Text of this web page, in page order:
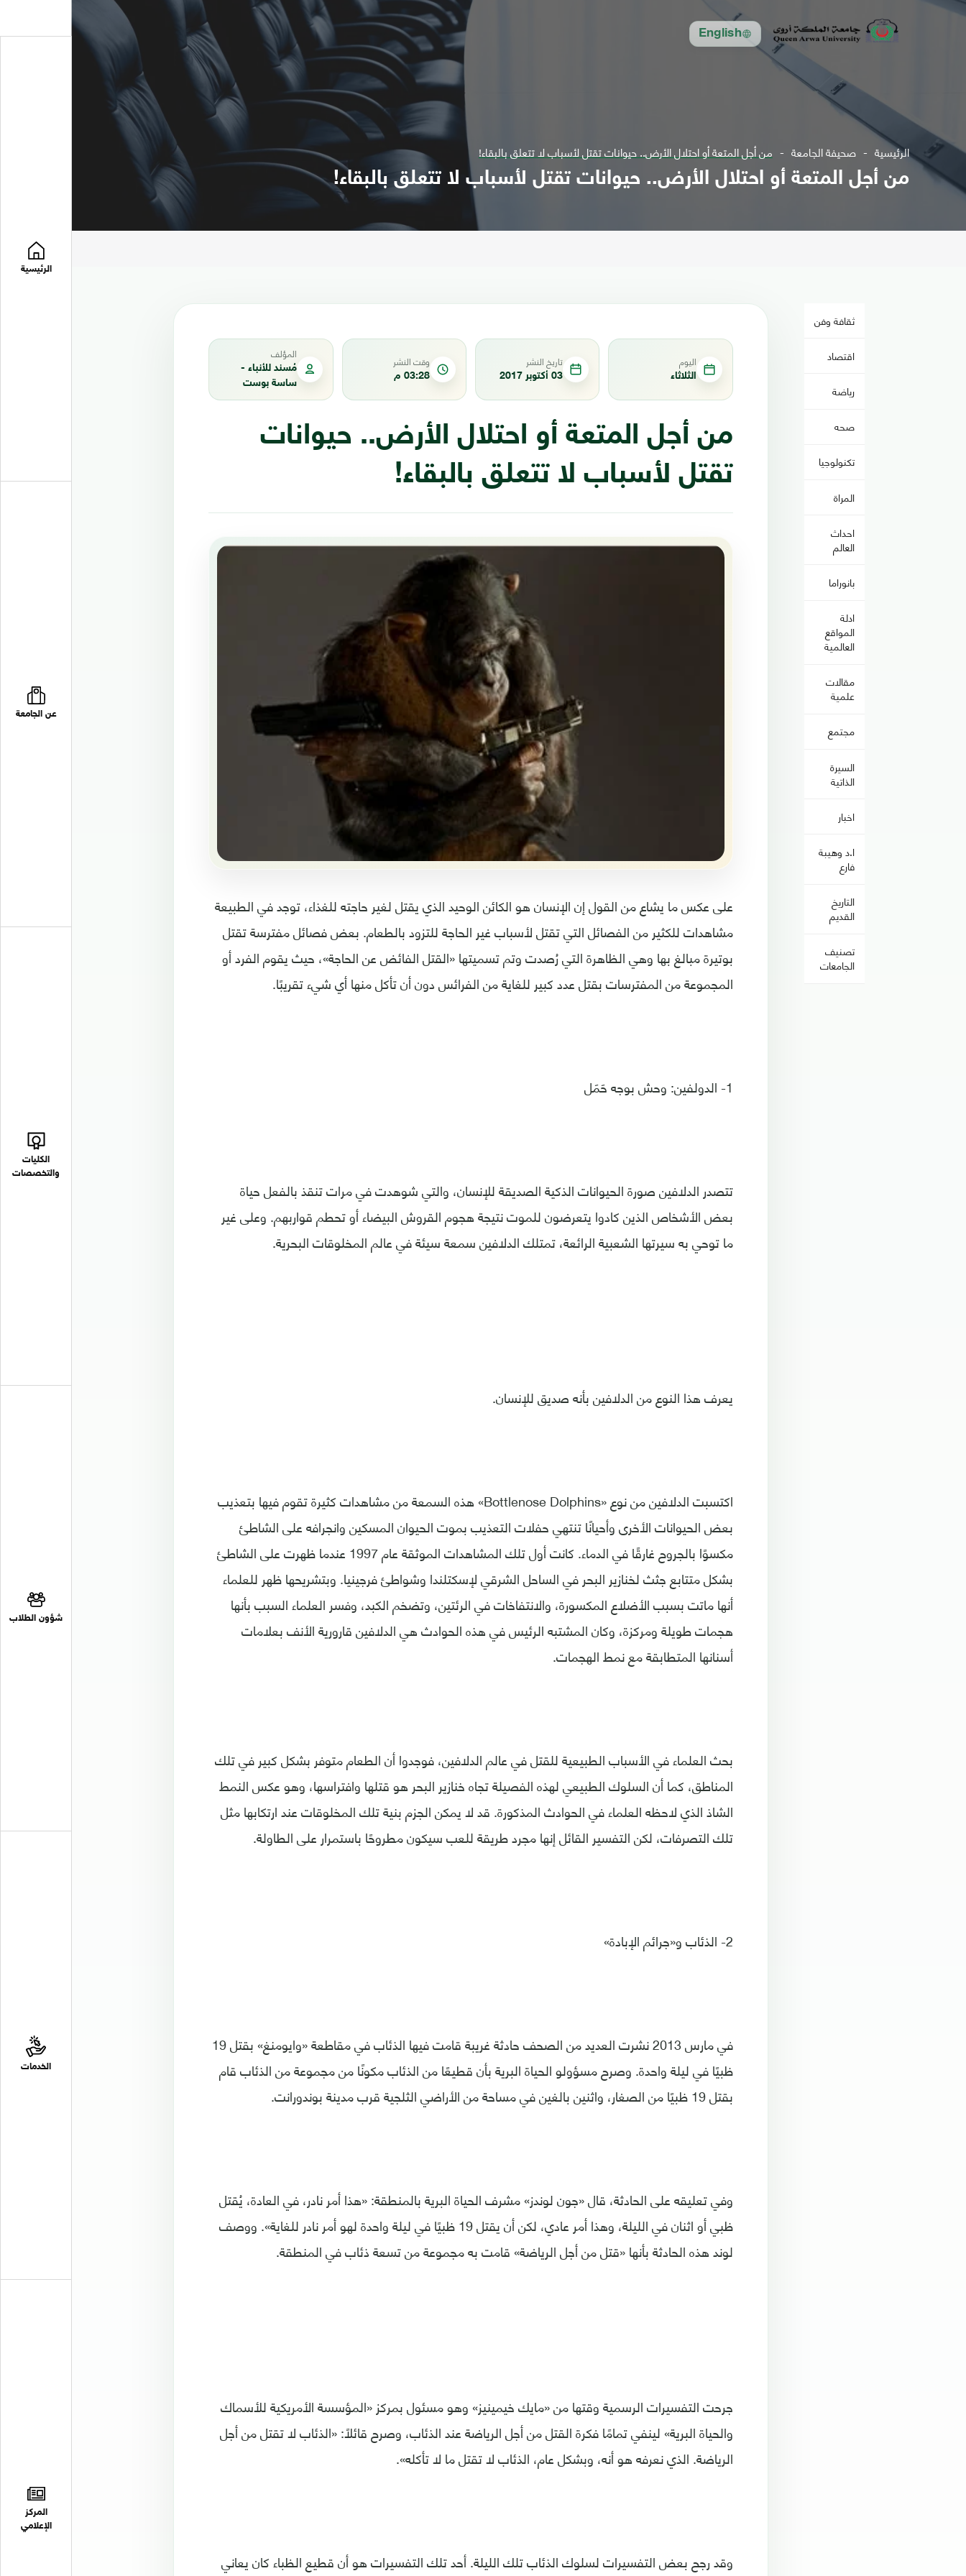
English
الرئيسية
عن الجامعة
الكليات
والتخصصات
شؤون الطلاب
الخدمات
المركز
الإعلامي
الرئيسية صحيفة الجامعة من أجل المتعة أو احتلال الأرض.. حيوانات تقتل لأسباب لا تتعلق بالبقاء!
من أجل المتعة أو احتلال الأرض.. حيوانات تقتل لأسباب لا تتعلق بالبقاء!
ثقافة وفن
اقتصاد
رياضة
صحه
تكنولوجيا
المراة
احداث
العالم
بانوراما
ادلة
المواقع
العالمية
مقالات
علمية
مجتمع
السيرة
الذاتية
اخبار
ا.د وهيبة
فارع
التاريخ
القديم
تصنيف
الجامعات
اليوم
الثلاثاء
تاريخ النشر
03 أكتوبر 2017
وقت النشر
03:28 م
المؤلف
مُسند للأنباء -
ساسة بوست
من أجل المتعة أو احتلال الأرض.. حيوانات
تقتل لأسباب لا تتعلق بالبقاء!
على عكس ما يشاع من القول إن الإنسان هو الكائن الوحيد الذي يقتل لغير حاجته للغذاء، توجد في الطبيعة
مشاهدات للكثير من الفصائل التي تقتل لأسباب غير الحاجة للتزود بالطعام. بعض فصائل مفترسة تقتل
بوتيرة مبالغ بها وهي الظاهرة التي رُصدت وتم تسميتها «القتل الفائض عن الحاجة»، حيث يقوم الفرد أو
المجموعة من المفترسات بقتل عدد كبير للغاية من الفرائس دون أن تأكل منها أي شيء تقريبًا.
1- الدولفين: وحش بوجه حَمَل
تتصدر الدلافين صورة الحيوانات الذكية الصديقة للإنسان، والتي شوهدت في مرات تنقذ بالفعل حياة
بعض الأشخاص الذين كادوا يتعرضون للموت نتيجة هجوم القروش البيضاء أو تحطم قواربهم. وعلى غير
ما توحي به سيرتها الشعبية الرائعة، تمتلك الدلافين سمعة سيئة في عالم المخلوقات البحرية.
يعرف هذا النوع من الدلافين بأنه صديق للإنسان.
اكتسبت الدلافين من نوع «Bottlenose Dolphins» هذه السمعة من مشاهدات كثيرة تقوم فيها بتعذيب
بعض الحيوانات الأخرى وأحيانًا تنتهي حفلات التعذيب بموت الحيوان المسكين وانجرافه على الشاطئ
مكسوًا بالجروح غارقًا في الدماء. كانت أول تلك المشاهدات الموثقة عام 1997 عندما ظهرت على الشاطئ
بشكل متتابع جثث لخنازير البحر في الساحل الشرقي لإسكتلندا وشواطئ فرجينيا. وبتشريحها ظهر للعلماء
أنها ماتت بسبب الأضلاع المكسورة، والانتفاخات في الرئتين، وتضخم الكبد، وفسر العلماء السبب بأنها
هجمات طويلة ومركزة، وكان المشتبه الرئيس في هذه الحوادث هي الدلافين قارورية الأنف بعلامات
أسنانها المتطابقة مع نمط الهجمات.
بحث العلماء في الأسباب الطبيعية للقتل في عالم الدلافين، فوجدوا أن الطعام متوفر بشكل كبير في تلك
المناطق، كما أن السلوك الطبيعي لهذه الفصيلة تجاه خنازير البحر هو قتلها وافتراسها، وهو عكس النمط
الشاذ الذي لاحظه العلماء في الحوادث المذكورة. قد لا يمكن الجزم بنية تلك المخلوقات عند ارتكابها مثل
تلك التصرفات، لكن التفسير القائل إنها مجرد طريقة للعب سيكون مطروحًا باستمرار على الطاولة.
2- الذئاب و«جرائم الإبادة»
في مارس 2013 نشرت العديد من الصحف حادثة غريبة قامت فيها الذئاب في مقاطعة «وايومنغ» بقتل 19
ظبيًا في ليلة واحدة. وصرح مسؤولو الحياة البرية بأن قطيعًا من الذئاب مكونًا من مجموعة من الذئاب قام
بقتل 19 ظبيًا من الصغار، واثنين بالغين في مساحة من الأراضي الثلجية قرب مدينة بوندورانت.
وفي تعليقه على الحادثة، قال «جون لوندز» مشرف الحياة البرية بالمنطقة: «هذا أمر نادر، في العادة، يُقتل
ظبي أو اثنان في الليلة، وهذا أمر عادي، لكن أن يقتل 19 ظبيًا في ليلة واحدة لهو أمر نادر للغاية». ووصف
لوند هذه الحادثة بأنها «قتل من أجل الرياضة» قامت به مجموعة من تسعة ذئاب في المنطقة.
جرحت التفسيرات الرسمية وقتها من «مايك خيمينيز» وهو مسئول بمركز «المؤسسة الأمريكية للأسماك
والحياة البرية» لينفي تمامًا فكرة القتل من أجل الرياضة عند الذئاب، وصرح قائلًا: «الذئاب لا تقتل من أجل
الرياضة. الذي نعرفه هو أنه، وبشكل عام، الذئاب لا تقتل ما لا تأكله».
وقد رجح بعض التفسيرات لسلوك الذئاب تلك الليلة. أحد تلك التفسيرات هو أن قطيع الظباء كان يعاني